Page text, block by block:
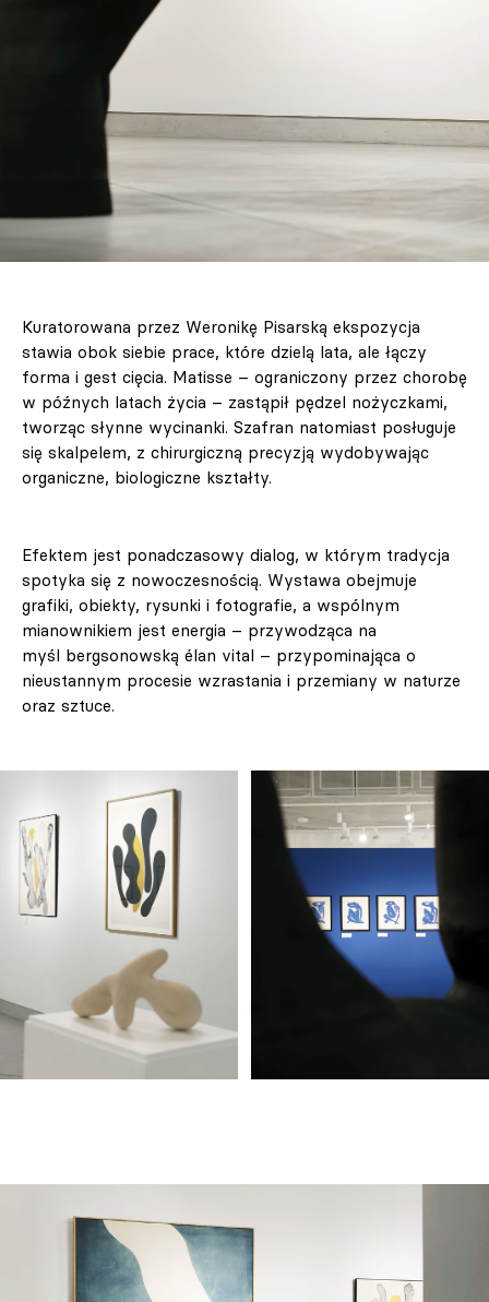
Kuratorowana przez Weronikę Pisarską ekspozycja
stawia obok siebie prace, które dzielą lata, ale łączy
forma i gest cięcia. Matisse – ograniczony przez chorobę
w późnych latach życia – zastąpił pędzel nożyczkami,
tworząc słynne wycinanki. Szafran natomiast posługuje
się skalpelem, z chirurgiczną precyzją wydobywając
organiczne, biologiczne kształty.
Efektem jest ponadczasowy dialog, w którym tradycja
spotyka się z nowoczesnością. Wystawa obejmuje
grafiki, obiekty, rysunki i fotografie, a wspólnym
mianownikiem jest energia – przywodząca na
myśl bergsonowską élan vital – przypominająca o
nieustannym procesie wzrastania i przemiany w naturze
oraz sztuce.